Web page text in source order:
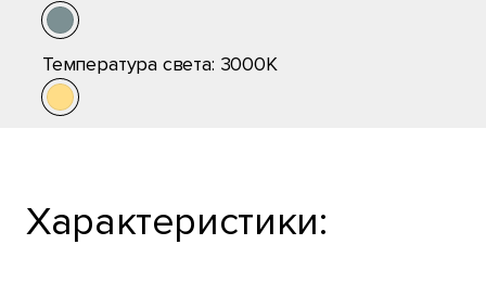
Температура света: 3000K
Характеристики: